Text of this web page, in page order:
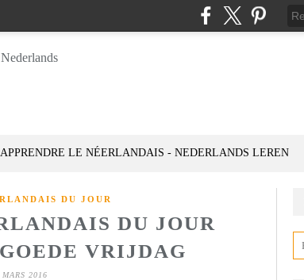
APPRENDRE LE NÉERLANDAIS - NEDERLANDS LEREN
DU JOUR
DU JOUR
VRIJDAG
MARS 2016